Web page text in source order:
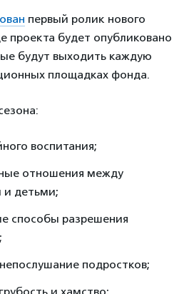
первый ролик нового
проекта будет опубликовано
будут выходить каждую
площадках фонда.
воспитания;
отношения между
и детьми;
способы разрешения
подростков;